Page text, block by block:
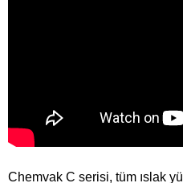
Chemvak C serisi, tüm ıslak